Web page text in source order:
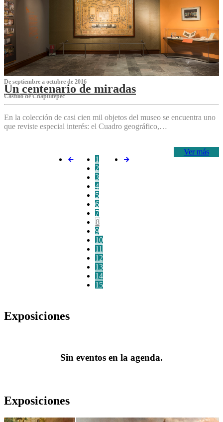
De septiembre a octubre de 2016
Un centenario de miradas
Castillo de Chapultepec
En la colección de casi cien mil objetos del museo se encuentra uno
que reviste especial interés: el Cuadro geográfico,…
Ver más
1
2
3
4
5
6
7
8
9
10
11
12
13
14
15
Exposiciones
Sin eventos en la agenda.
Exposiciones